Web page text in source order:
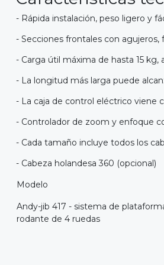
- Rápida instalación, peso ligero y
- Secciones frontales con
- Carga útil máxima de hasta 15 kg,
- La longitud más larga puede
- La caja de control eléctrico viene
- Controlador de zoom y enfoque
- Cada tamaño incluye todos los
- Cabeza holandesa 360 (opcional)
Modelo
Andy-jib 417 - sistema de
rodante de 4 ruedas